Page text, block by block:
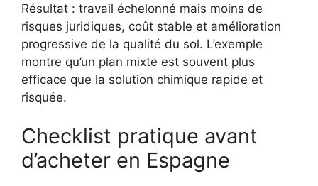
Résultat : travail échelonné mais moins de
risques juridiques, coût stable et amélioration
progressive de la qualité du sol. L’exemple
montre qu’un plan mixte est souvent plus
efficace que la solution chimique rapide et
risquée.
Checklist pratique avant
d’acheter en Espagne